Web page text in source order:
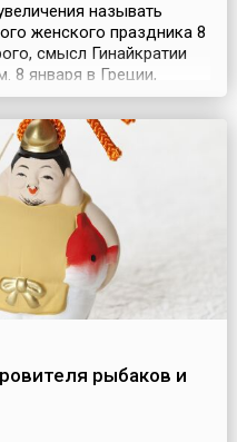
называть
женского праздника 8
смысл Гинайкратии
8 января в Греции,
(греч.
деревнях и селах
женский фестиваль
В этот день в с...
рыбаков и